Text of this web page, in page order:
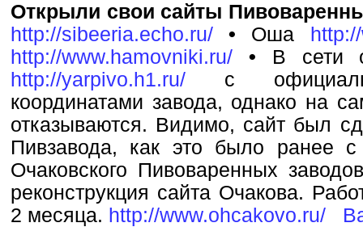
Открыли свои сайты
http://sibeeria.echo.ru/
• Оша
http://www.hamovniki.ru/
• В сети
http://yarpivo.h1.ru/ с
координатами завода, однако на
отказываются. Видимо, сайт был
Пивзавода, как это было ранее с
Очаковского Пивоваренных
реконструкция сайта Очакова.
2 месяца. http://www.ohcakovo.ru/